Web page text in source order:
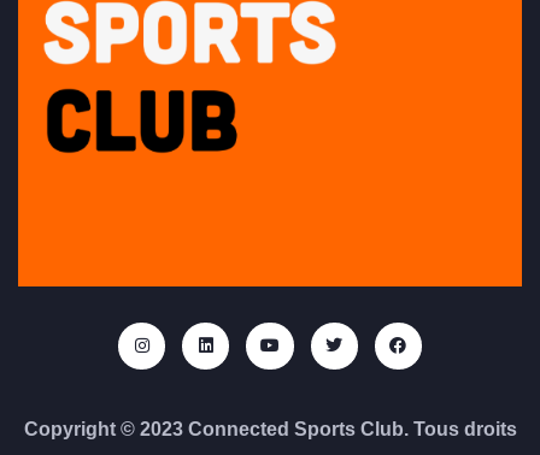
Copyright © 2023 Connected Sports Club. Tous droits